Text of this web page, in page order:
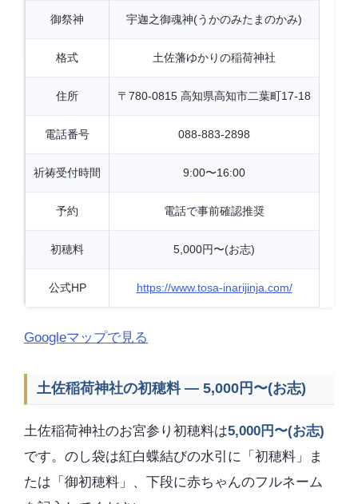
御祭神 宇迦之御魂神(うかのみたまのかみ)
格式 土佐藩ゆかりの稲荷神社
住所 〒780-0815 高知県高知市二葉町17-18
電話番号 088-883-2898
祈祷受付時間 9:00〜16:00
予約 電話で事前確認推奨
初穂料 5,000円〜(お志)
公式HP https://www.tosa-inarijinja.com/
Googleマップで見る
土佐稲荷神社の初穂料 — 5,000円〜(お志)
土佐稲荷神社のお宮参り初穂料は5,000円〜(お志)
です。のし袋は紅白蝶結びの水引に「初穂料」ま
たは「御初穂料」、下段に赤ちゃんのフルネーム